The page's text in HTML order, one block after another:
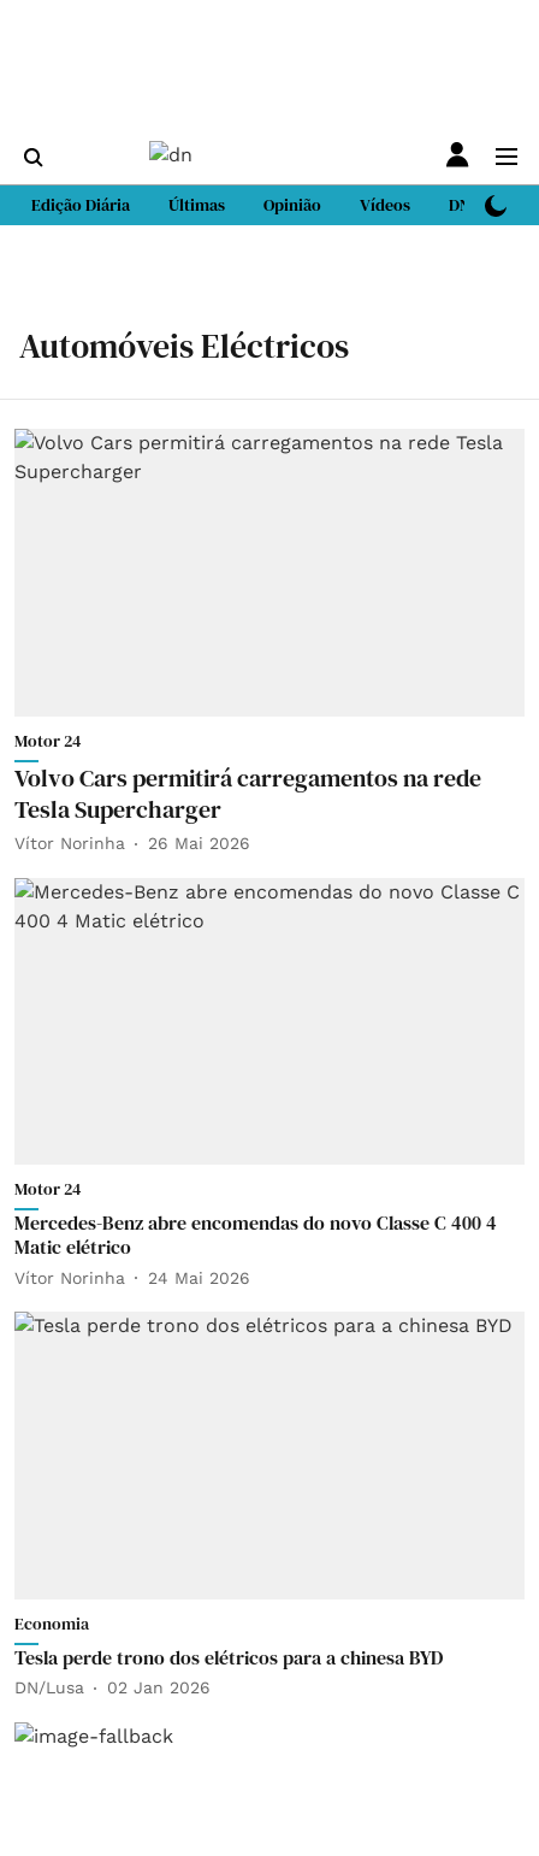
Edição Diária Últimas Opinião Vídeos DN Sport
Automóveis Eléctricos
Motor 24
Volvo Cars permitirá carregamentos na rede
Tesla Supercharger
Vítor Norinha 26 Mai 2026
Motor 24
Mercedes-Benz abre encomendas do novo Classe C 400 4
Matic elétrico
Vítor Norinha 24 Mai 2026
Economia
Tesla perde trono dos elétricos para a chinesa BYD
DN/Lusa 02 Jan 2026